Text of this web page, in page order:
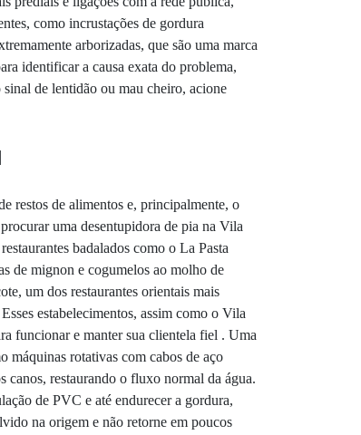
como incrustações de gordura
arborizadas, que são uma marca
identificar a causa exata do problema,
de lentidão ou mau cheiro, acione
restos de alimentos e, principalmente, o
uma desentupidora de pia na Vila
badalados como o La Pasta
de mignon e cogumelos ao molho de
um dos restaurantes orientais mais
estabelecimentos, assim como o Vila
funcionar e manter sua clientela fiel . Uma
máquinas rotativas com cabos de aço
canos, restaurando o fluxo normal da água.
de PVC e até endurecer a gordura,
na origem e não retorne em poucos